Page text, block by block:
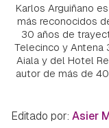
Karlos Arguiñano
más reconocidos
30 años de
Telecinco y Antena
Aiala y del Hotel
autor de más de
Editado por: Asier